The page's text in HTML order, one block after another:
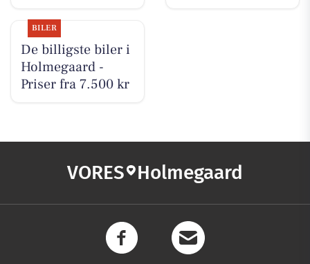
BILER
De billigste biler i
Holmegaard -
Priser fra 7.500 kr
VORES Holmegaard